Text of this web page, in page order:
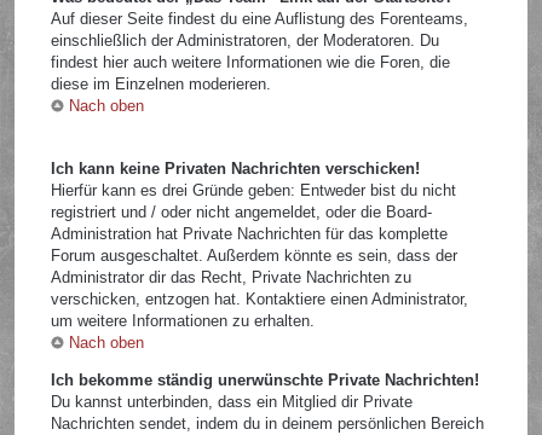
Auf dieser Seite findest du eine Auflistung des Forenteams,
einschließlich der Administratoren, der Moderatoren. Du
findest hier auch weitere Informationen wie die Foren, die
diese im Einzelnen moderieren.
Nach oben
Ich kann keine Privaten Nachrichten verschicken!
Hierfür kann es drei Gründe geben: Entweder bist du nicht
registriert und / oder nicht angemeldet, oder die Board-
Administration hat Private Nachrichten für das komplette
Forum ausgeschaltet. Außerdem könnte es sein, dass der
Administrator dir das Recht, Private Nachrichten zu
verschicken, entzogen hat. Kontaktiere einen Administrator,
um weitere Informationen zu erhalten.
Nach oben
Ich bekomme ständig unerwünschte Private Nachrichten!
Du kannst unterbinden, dass ein Mitglied dir Private
Nachrichten sendet, indem du in deinem persönlichen Bereich